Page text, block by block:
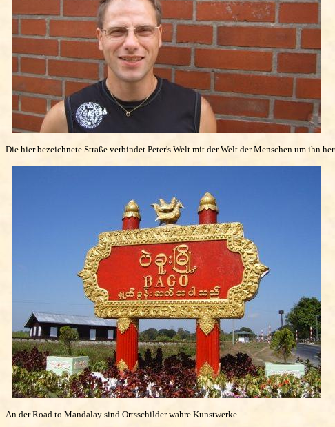
Die hier bezeichnete Straße verbindet Peter's Welt mit der Welt der Menschen um ihn
An der Road to Mandalay sind Ortsschilder wahre Kunstwerke.